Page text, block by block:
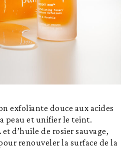
exfoliante douce aux acides
peau et unifier le teint.
et d’huile de rosier sauvage,
renouveler la surface de la